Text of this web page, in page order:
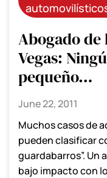
Abogado de
Vegas:
pequeño…
June 22, 2011
Muchos casos de
pueden clasificar
guardabarros”.
bajo impacto con